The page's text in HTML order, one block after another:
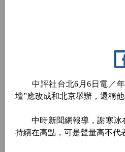
中評社台北6月6日電／年
壇”應改成和北京舉辦，還稱
中時新聞網報導，謝寒冰在
持續在高點，可是聲量高不代